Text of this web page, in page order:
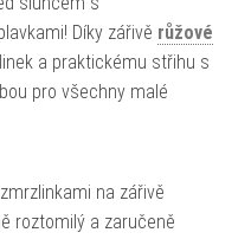
Díky zářivě růžové
a praktickému střihu s
pro všechny malé
na zářivě
roztomilý a zaručeně